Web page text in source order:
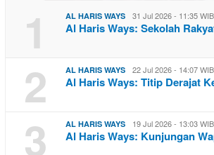
1 AL HARIS WAYS 31 Jul 2026 - 11:35 WIB
Al Haris Ways: Sekolah
2 AL HARIS WAYS 22 Jul 2026 - 14:07 WIB
Al Haris Ways: Titip Derajat
3 AL HARIS WAYS 19 Jul 2026 - 13:03 WIB
Al Haris Ways: Kunjungan